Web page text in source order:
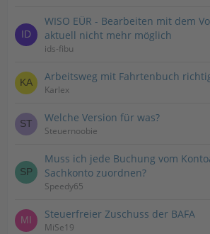
WISO EÜR - Bearbeiten mit dem
aktuell nicht mehr möglich
ids-fibu
Arbeitsweg mit Fahrtenbuch
Karlex
Welche Version für was?
Steuernoobie
Muss ich jede Buchung vom
Sachkonto zuordnen?
Speedy65
Steuerfreier Zuschuss der BAFA
MiSe19